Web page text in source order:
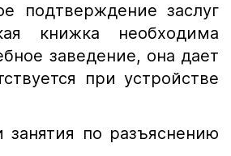
подтверждение заслуг
книжка необходима
заведение, она дает
при устройстве
по разъяснению